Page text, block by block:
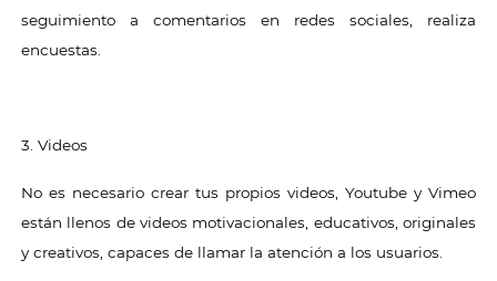
seguimiento a comentarios en redes sociales, realiza
encuestas.
3. Videos
No es necesario crear tus propios videos, Youtube y Vimeo
están llenos de videos motivacionales, educativos, originales
y creativos, capaces de llamar la atención a los usuarios.